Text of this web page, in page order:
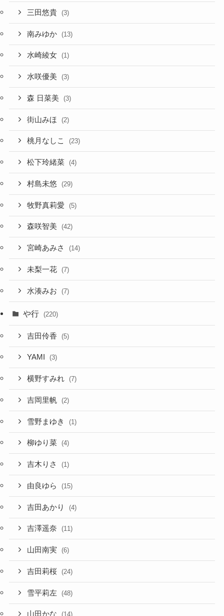
三田悠貴 (3)
南みゆか (13)
水崎綾女 (1)
水咲優美 (3)
森 日菜美 (3)
街山みほ (2)
桃月なしこ (23)
松下玲緒菜 (4)
村島未悠 (29)
牧野真莉愛 (5)
森咲智美 (42)
宮崎あみさ (14)
未梨一花 (7)
水湊みお (7)
や行 (220)
吉田伶香 (5)
YAMI (3)
横野すみれ (7)
吉岡里帆 (2)
雪野まゆき (1)
柳ゆり菜 (4)
吉木りさ (1)
由良ゆら (15)
吉田あかり (4)
吉澤遥奈 (11)
山田南実 (6)
吉田莉桜 (24)
雪平莉左 (48)
山田かな (14)